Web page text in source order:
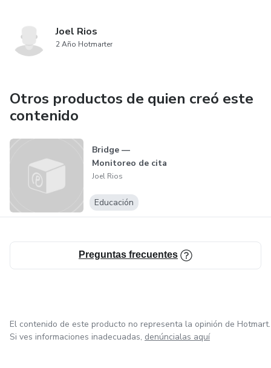
Joel Rios
2 Año Hotmarter
Otros productos de quien creó este
contenido
Bridge —
Monitoreo de cita
Joel Rios
Educación
Preguntas frecuentes
El contenido de este producto no representa la opinión de Hotmart.
Si ves informaciones inadecuadas, denúncialas aquí